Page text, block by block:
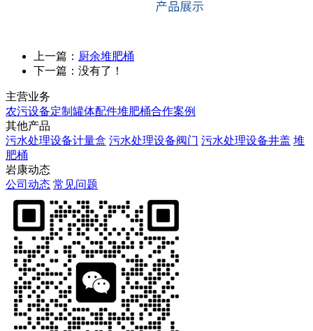
上一篇： 厨余堆肥桶
下一篇：没有了！
主营业务
农污设备定制 罐体配件堆肥桶合作案例
其他产品
污水处理设备计量盒 污水处理设备阀门 污水处理设备井盖 堆
肥桶
岩康动态
公司动态 常见问题